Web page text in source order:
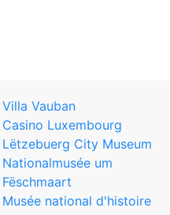
Villa Vauban
Casino Luxembourg
Lëtzebuerg City Museum
Nationalmusée um
Fëschmaart
Musée national d'histoire